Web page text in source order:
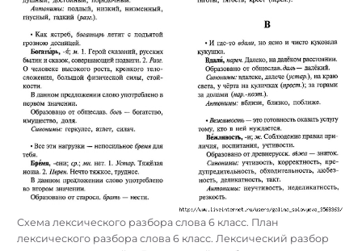
Схема лексического разбора слова 6 класс. План
лексического разбора слова 6 класс. Лексический разбор